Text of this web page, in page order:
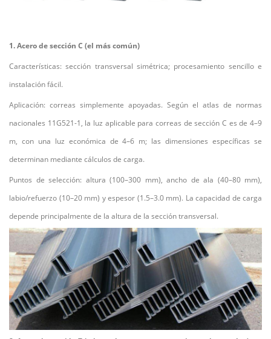
1. Acero de sección C (el más común)
Características: sección transversal simétrica; procesamiento sencillo e
instalación fácil.
Aplicación: correas simplemente apoyadas. Según el atlas de normas
nacionales 11G521-1, la luz aplicable para correas de sección C es de 4–9
m, con una luz económica de 4–6 m; las dimensiones específicas se
determinan mediante cálculos de carga.
Puntos de selección: altura (100–300 mm), ancho de ala (40–80 mm),
labio/refuerzo (10–20 mm) y espesor (1.5–3.0 mm). La capacidad de carga
depende principalmente de la altura de la sección transversal.